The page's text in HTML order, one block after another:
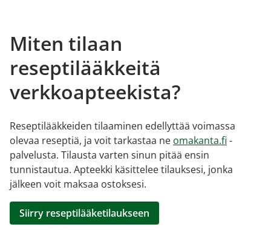
Miten tilaan
reseptilääkkeitä
verkkoapteekista?
Reseptilääkkeiden tilaaminen edellyttää voimassa
olevaa reseptiä, ja voit tarkastaa ne omakanta.fi -
palvelusta. Tilausta varten sinun pitää ensin
tunnistautua. Apteekki käsittelee tilauksesi, jonka
jälkeen voit maksaa ostoksesi.
Siirry reseptilääketilaukseen